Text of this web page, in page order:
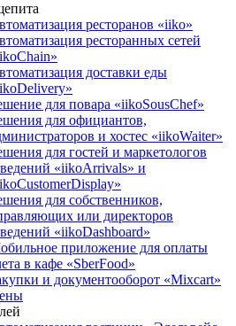
ресторанов «iiko»
ресторанных сетей
доставки еды
для повара «iikoSousChef»
для официантов,
и хостес «iikoWaiter»
для гостей и маркетологов
«iikoArrivals» и
для собственников,
или директоров
«iikoDashboard»
приложение для оплаты
в кафе «SberFood»
и документооборот «Mixcart»